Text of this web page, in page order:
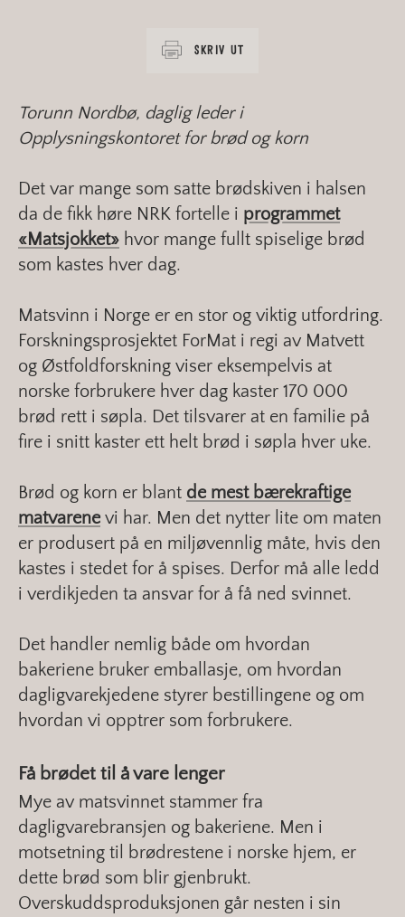
SKRIV UT
Torunn Nordbø, daglig leder i
Opplysningskontoret for brød og korn
Det var mange som satte brødskiven i halsen
da de fikk høre NRK fortelle i programmet
«Matsjokket» hvor mange fullt spiselige brød
som kastes hver dag.
Matsvinn i Norge er en stor og viktig utfordring.
Forskningsprosjektet ForMat i regi av Matvett
og Østfoldforskning viser eksempelvis at
norske forbrukere hver dag kaster 170 000
brød rett i søpla. Det tilsvarer at en familie på
fire i snitt kaster ett helt brød i søpla hver uke.
Brød og korn er blant de mest bærekraftige
matvarenevi har. Men det nytter lite om maten
er produsert på en miljøvennlig måte, hvis den
kastes i stedet for å spises. Derfor må alle ledd
i verdikjeden ta ansvar for å få ned svinnet.
Det handler nemlig både om hvordan
bakeriene bruker emballasje, om hvordan
dagligvarekjedene styrer bestillingene og om
hvordan vi opptrer som forbrukere.
Få brødet til å vare lenger
Mye av matsvinnet stammer fra
dagligvarebransjen og bakeriene. Men i
motsetning til brødrestene i norske hjem, er
dette brød som blir gjenbrukt.
Overskuddsproduksjonen går nesten i sin